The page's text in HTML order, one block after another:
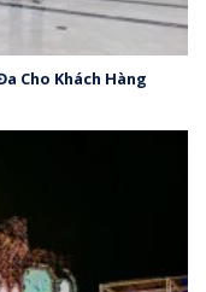
Cho Khách Hàng